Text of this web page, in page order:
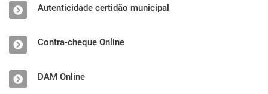
Autenticidade certidão municipal
Contra-cheque Online
DAM Online